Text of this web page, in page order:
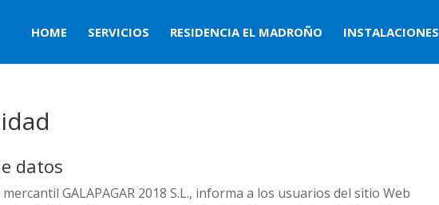
HOME SERVICIOS RESIDENCIA EL MADROÑO INSTALACIONES
datos
GALAPAGAR 2018 S.L., informa a los usuarios del sitio Web